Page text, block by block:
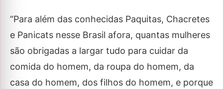
“Para além das conhecidas Paquitas, Chacretes
e Panicats nesse Brasil afora, quantas mulheres
são obrigadas a largar tudo para cuidar da
comida do homem, da roupa do homem, da
casa do homem, dos filhos do homem, e porque